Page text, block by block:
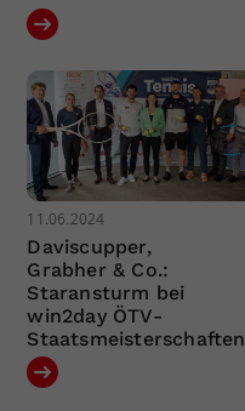
11.06.2024
Daviscupper,
Grabher & Co.:
Staransturm bei
win2day ÖTV-
Staatsmeisterschaften